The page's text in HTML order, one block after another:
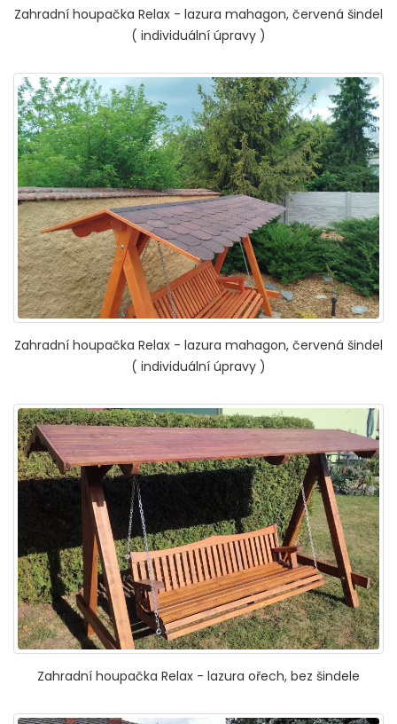
Zahradní houpačka Relax - lazura mahagon, červená šindel
( individuální úpravy )
Zahradní houpačka Relax - lazura mahagon, červená šindel
( individuální úpravy )
Zahradní houpačka Relax - lazura ořech, bez šindele